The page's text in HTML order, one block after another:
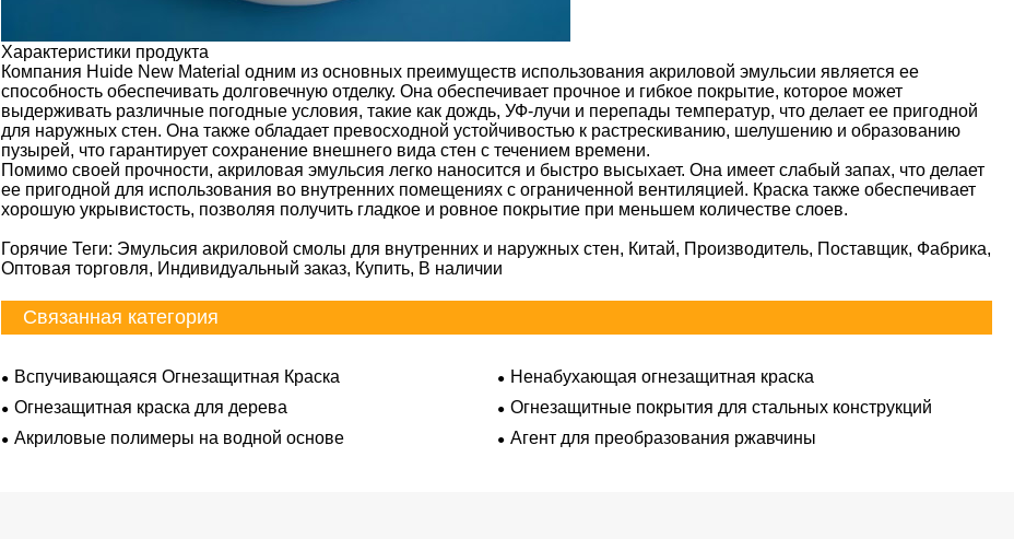
Характеристики продукта
Компания Huide New Material одним из основных преимуществ использования акриловой эмульсии является ее
способность обеспечивать долговечную отделку. Она обеспечивает прочное и гибкое покрытие, которое может
выдерживать различные погодные условия, такие как дождь, УФ-лучи и перепады температур, что делает ее пригодной
для наружных стен. Она также обладает превосходной устойчивостью к растрескиванию, шелушению и образованию
пузырей, что гарантирует сохранение внешнего вида стен с течением времени.
Помимо своей прочности, акриловая эмульсия легко наносится и быстро высыхает. Она имеет слабый запах, что делает
ее пригодной для использования во внутренних помещениях с ограниченной вентиляцией. Краска также обеспечивает
хорошую укрывистость, позволяя получить гладкое и ровное покрытие при меньшем количестве слоев.
Горячие Теги: Эмульсия акриловой смолы для внутренних и наружных стен, ​​Китай, Производитель, Поставщик, Фабрика,
Оптовая торговля, Индивидуальный заказ, Купить, В наличии
Связанная категория
Вспучивающаяся Огнезащитная Краска
Ненабухающая огнезащитная краска
Огнезащитная краска для дерева
Огнезащитные покрытия для стальных конструкций
Акриловые полимеры на водной основе
Агент для преобразования ржавчины